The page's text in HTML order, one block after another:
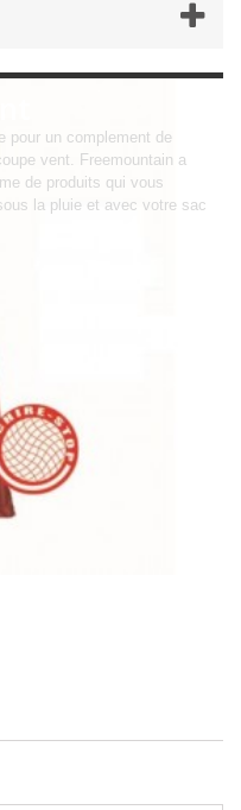
pour un complement de
vent. Freemountain a
de produits qui vous
la pluie et avec votre sac